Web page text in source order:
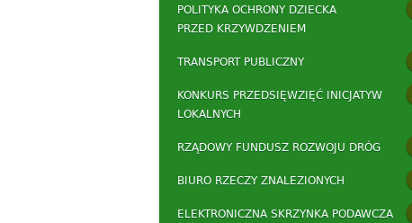
POLITYKA OCHRONY DZIECKA
PRZED KRZYWDZENIEM
TRANSPORT PUBLICZNY
KONKURS PRZEDSIĘWZIĘĆ INICJATYW
LOKALNYCH
RZĄDOWY FUNDUSZ ROZWOJU DRÓG
BIURO RZECZY ZNALEZIONYCH
ELEKTRONICZNA SKRZYNKA PODAWCZA